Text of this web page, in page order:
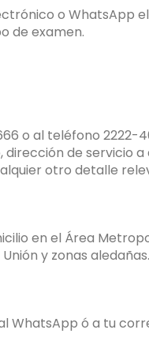
o WhatsApp el
de examen.
o al teléfono
de servicio a
otro detalle
en el Área
y zonas aledañas.
WhatsApp ó a tu